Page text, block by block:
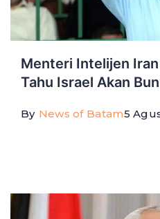
Menteri Intelijen
Tahu Israel Akan
By News of Batam5